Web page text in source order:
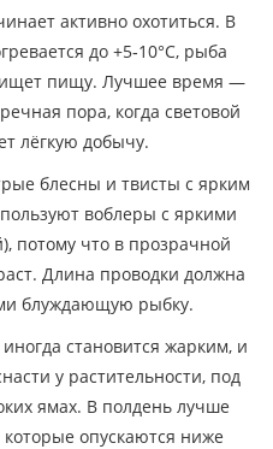
активно охотиться. В
до +5‑10°C, рыба
ищет пищу. Лучшее время —
пора, когда световой
лёгкую добычу.
блесны и твисты с ярким
воблеры с яркими
потому что в прозрачной
Длина проводки должна
блуждающую рыбку.
становится жарким, и
у растительности, под
ямах. В полдень лучше
опускаются ниже